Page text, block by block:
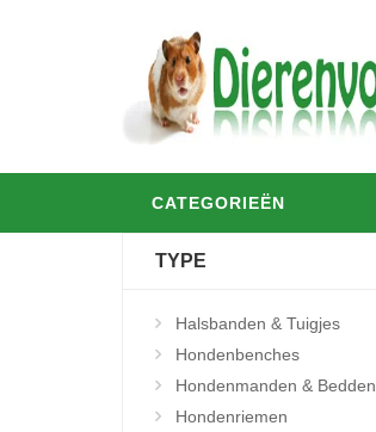
CATEGORIEËN
TYPE
Halsbanden & Tuigjes
Hondenbenches
Hondenmanden & Bedden
Hondenriemen